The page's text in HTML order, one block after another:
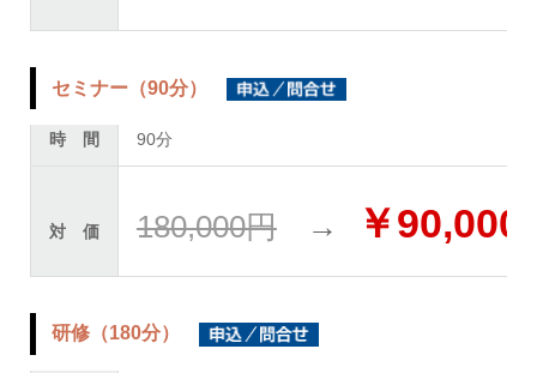
セミナー（90分）
時 間 90分
対 価 180,000円 → ￥90,000
研修（180分）